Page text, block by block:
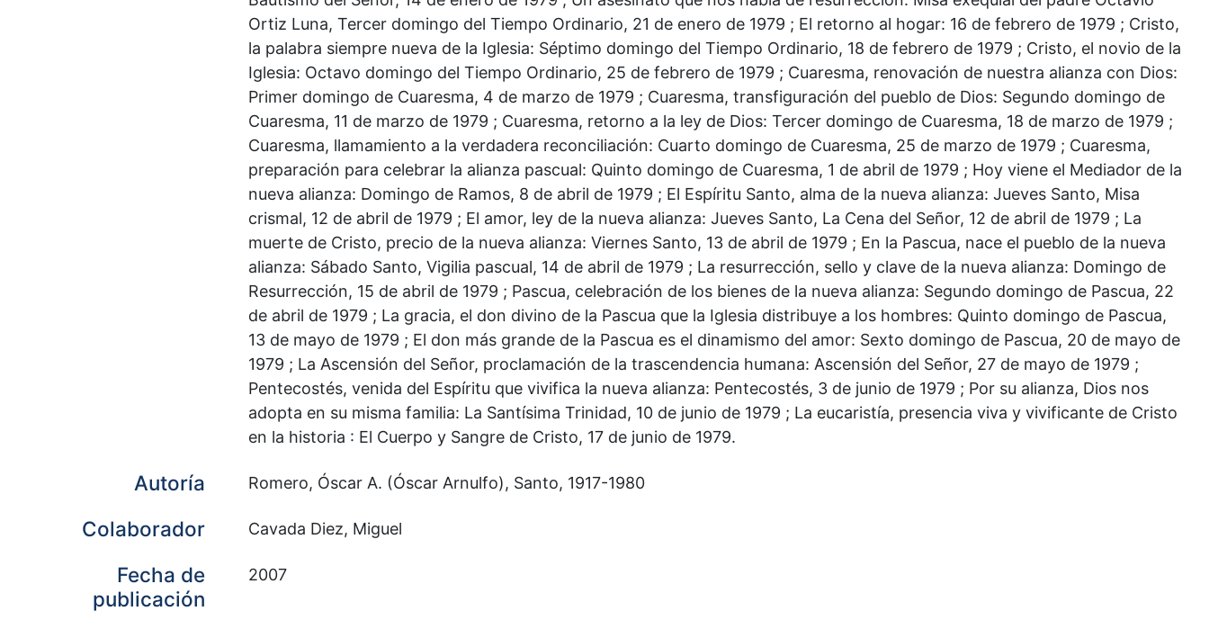
Ortiz Luna, Tercer domingo del Tiempo Ordinario, 21 de enero de 1979 ; El retorno al hogar: 16 de febrero de 1979 ; Cristo,
la palabra siempre nueva de la Iglesia: Séptimo domingo del Tiempo Ordinario, 18 de febrero de 1979 ; Cristo, el novio de la
Iglesia: Octavo domingo del Tiempo Ordinario, 25 de febrero de 1979 ; Cuaresma, renovación de nuestra alianza con Dios:
Primer domingo de Cuaresma, 4 de marzo de 1979 ; Cuaresma, transfiguración del pueblo de Dios: Segundo domingo de
Cuaresma, 11 de marzo de 1979 ; Cuaresma, retorno a la ley de Dios: Tercer domingo de Cuaresma, 18 de marzo de 1979 ;
Cuaresma, llamamiento a la verdadera reconciliación: Cuarto domingo de Cuaresma, 25 de marzo de 1979 ; Cuaresma,
preparación para celebrar la alianza pascual: Quinto domingo de Cuaresma, 1 de abril de 1979 ; Hoy viene el Mediador de la
nueva alianza: Domingo de Ramos, 8 de abril de 1979 ; El Espíritu Santo, alma de la nueva alianza: Jueves Santo, Misa
crismal, 12 de abril de 1979 ; El amor, ley de la nueva alianza: Jueves Santo, La Cena del Señor, 12 de abril de 1979 ; La
muerte de Cristo, precio de la nueva alianza: Viernes Santo, 13 de abril de 1979 ; En la Pascua, nace el pueblo de la nueva
alianza: Sábado Santo, Vigilia pascual, 14 de abril de 1979 ; La resurrección, sello y clave de la nueva alianza: Domingo de
Resurrección, 15 de abril de 1979 ; Pascua, celebración de los bienes de la nueva alianza: Segundo domingo de Pascua, 22
de abril de 1979 ; La gracia, el don divino de la Pascua que la Iglesia distribuye a los hombres: Quinto domingo de Pascua,
13 de mayo de 1979 ; El don más grande de la Pascua es el dinamismo del amor: Sexto domingo de Pascua, 20 de mayo de
1979 ; La Ascensión del Señor, proclamación de la trascendencia humana: Ascensión del Señor, 27 de mayo de 1979 ;
Pentecostés, venida del Espíritu que vivifica la nueva alianza: Pentecostés, 3 de junio de 1979 ; Por su alianza, Dios nos
adopta en su misma familia: La Santísima Trinidad, 10 de junio de 1979 ; La eucaristía, presencia viva y vivificante de Cristo
en la historia : El Cuerpo y Sangre de Cristo, 17 de junio de 1979.
Autoría Romero, Óscar A. (Óscar Arnulfo), Santo, 1917-1980
Colaborador Cavada Diez, Miguel
Fecha de
publicación
2007